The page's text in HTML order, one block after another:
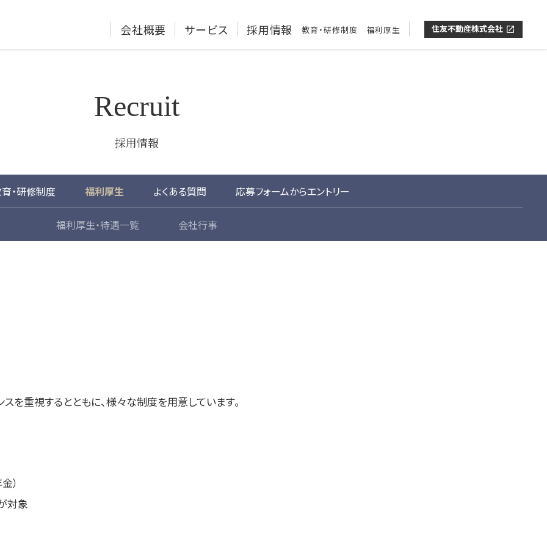
会社概要 サービス 採用情報 教育・研修制度 福利厚生 住友不動産株式会社 open_in_new
Recruit
採用情報
・研修制度 福利厚生 よくある質問 応募フォームからエントリー
福利厚生・待遇一覧 会社行事
を重視するとともに、様々な制度を用意しています。
）
対象